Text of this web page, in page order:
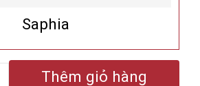
Saphia
Thêm giỏ hàng